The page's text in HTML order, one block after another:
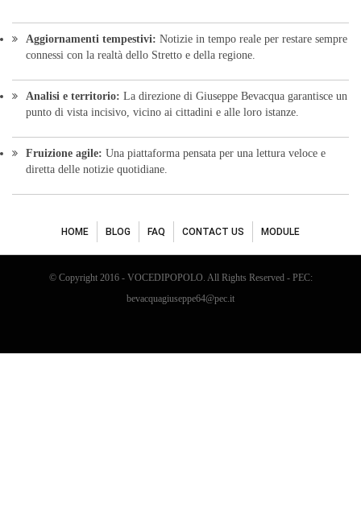
Aggiornamenti tempestivi: Notizie in tempo reale per restare sempre
connessi con la realtà dello Stretto e della regione.
Analisi e territorio: La direzione di Giuseppe Bevacqua garantisce un
punto di vista incisivo, vicino ai cittadini e alle loro istanze.
Fruizione agile: Una piattaforma pensata per una lettura veloce e
diretta delle notizie quotidiane.
HOME BLOG FAQ CONTACT US MODULE
© Copyright 2016 - VOCEDIPOPOLO. All Rights Reserved - PEC:
bevacquagiuseppe64@pec.it